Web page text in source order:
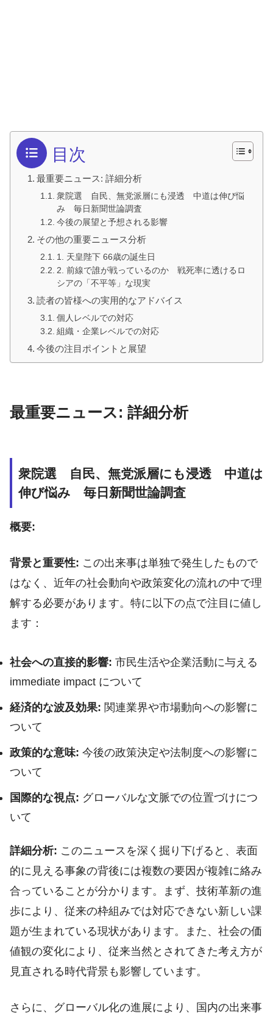
目次
最重要ニュース: 詳細分析
衆院選 自民、無党派層にも浸透 中道は伸び悩
み 毎日新聞世論調査
今後の展望と予想される影響
その他の重要ニュース分析
1. 天皇陛下 66歳の誕生日
2. 前線で誰が戦っているのか 戦死率に透けるロ
シアの「不平等」な現実
読者の皆様への実用的なアドバイス
個人レベルでの対応
組織・企業レベルでの対応
今後の注目ポイントと展望
最重要ニュース: 詳細分析
衆院選 自民、無党派層にも浸透 中道は
伸び悩み 毎日新聞世論調査
概要:
背景と重要性: この出来事は単独で発生したもので
はなく、近年の社会動向や政策変化の流れの中で理
解する必要があります。特に以下の点で注目に値し
ます：
社会への直接的影響: 市民生活や企業活動に与える
immediate impact について
経済的な波及効果: 関連業界や市場動向への影響に
ついて
政策的な意味: 今後の政策決定や法制度への影響に
ついて
国際的な視点: グローバルな文脈での位置づけにつ
いて
詳細分析: このニュースを深く掘り下げると、表面
的に見える事象の背後には複数の要因が複雑に絡み
合っていることが分かります。まず、技術革新の進
歩により、従来の枠組みでは対応できない新しい課
題が生まれている現状があります。また、社会の価
値観の変化により、従来当然とされてきた考え方が
見直される時代背景も影響しています。
さらに、グローバル化の進展により、国内の出来事